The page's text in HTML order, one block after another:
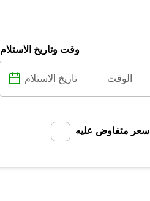
وقت وتاريخ الاستلام
سعر متفاوض عليه